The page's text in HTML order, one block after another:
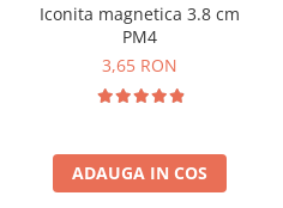
Iconita magnetica 3.8 cm
PM4
3,65 RON
ADAUGA IN COS